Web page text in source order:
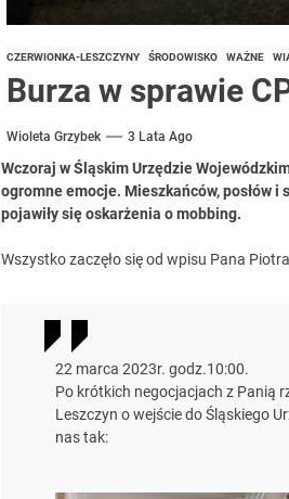
CZERWIONKA-LESZCZYNY ŚRODOWISKO WAŻNE
Burza w sprawie
Wioleta Grzybek 3 Lata Ago
Wczoraj w Śląskim Urzędzie
ogromne emocje. Mieszkańców, posłów
pojawiły się oskarżenia o mobbing.
Wszystko zaczęło się od wpisu Pana
22 marca 2023r. godz.10:00.
Po krótkich negocjacjach z Panią
Leszczyn o wejście do Śląskiego
nas tak: